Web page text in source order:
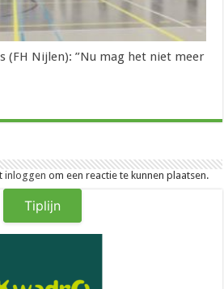
(FH Nijlen): ”Nu mag het niet meer
inloggen om een reactie te kunnen plaatsen.
Tiplijn